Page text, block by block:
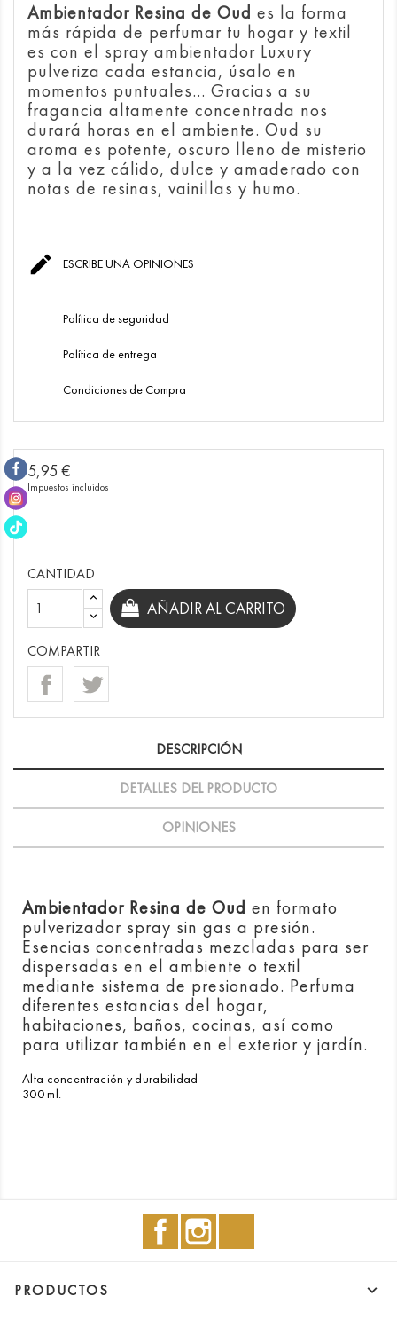
Ambientador Resina de Oud es la forma
más rápida de perfumar tu hogar y textil
es con el spray ambientador Luxury
pulveriza cada estancia, úsalo en
momentos puntuales... Gracias a su
fragancia altamente concentrada nos
durará horas en el ambiente. Oud su
aroma es potente, oscuro lleno de misterio
y a la vez cálido, dulce y amaderado con
notas de resinas, vainillas y humo.
 ESCRIBE UNA OPINIONES
Política de seguridad
Política de entrega
Condiciones de Compra
5,95 €
Impuestos incluidos
CANTIDAD
AÑADIR AL CARRITO
COMPARTIR
DESCRIPCIÓN
DETALLES DEL PRODUCTO
OPINIONES
Ambientador Resina de Oud en formato
pulverizador spray sin gas a presión.
Esencias concentradas mezcladas para ser
dispersadas en el ambiente o textil
mediante sistema de presionado. Perfuma
diferentes estancias del hogar,
habitaciones, baños, cocinas, así como
para utilizar también en el exterior y jardín.
Alta concentración y durabilidad
300 ml.
Facebook
PRODUCTOS 